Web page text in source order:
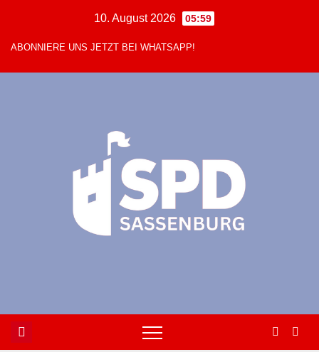
springen
10. August 2026 05:59
ABONNIERE UNS JETZT BEI WHATSAPP!